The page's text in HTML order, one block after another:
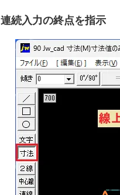
連続入力の終点を指示